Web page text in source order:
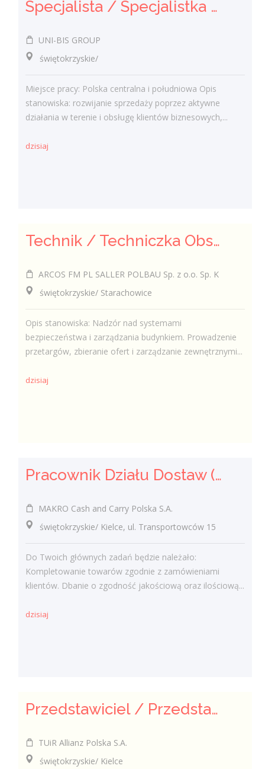
Specjalista / Specjalistka ds. sprzedaży rozwiązań technicznych
UNI-BIS GROUP
świętokrzyskie/
Miejsce pracy: Polska centralna i południowa Opis
stanowiska: rozwijanie sprzedaży poprzez aktywne
działania w terenie i obsługę klientów biznesowych,...
dzisiaj
Technik / Techniczka Obsługi Budynku
ARCOS FM PL SALLER POLBAU Sp. z o.o. Sp. K
świętokrzyskie/ Starachowice
Opis stanowiska: Nadzór nad systemami
bezpieczeństwa i zarządzania budynkiem. Prowadzenie
przetargów, zbieranie ofert i zarządzanie zewnętrznymi...
dzisiaj
Pracownik Działu Dostaw (K/M)
MAKRO Cash and Carry Polska S.A.
świętokrzyskie/ Kielce, ul. Transportowców 15
Do Twoich głównych zadań będzie należało:
Kompletowanie towarów zgodnie z zamówieniami
klientów. Dbanie o zgodność jakościową oraz ilościową...
dzisiaj
Przedstawiciel / Przedstawicielka ds. sprzedaży ubezpieczeń majątkowych
TUiR Allianz Polska S.A.
świętokrzyskie/ Kielce